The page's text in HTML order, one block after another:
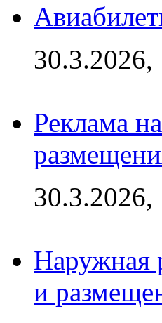
30.3.2026,
Реклама
30.3.2026,
Наружная
и